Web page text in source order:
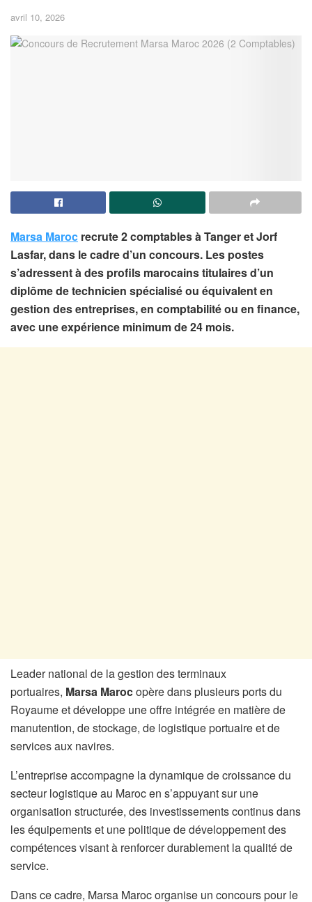
avril 10, 2026
Marsa Maroc recrute 2 comptables à Tanger et Jorf
Lasfar, dans le cadre d’un concours. Les postes
s’adressent à des profils marocains titulaires d’un
diplôme de technicien spécialisé ou équivalent en
gestion des entreprises, en comptabilité ou en finance,
avec une expérience minimum de 24 mois.
Leader national de la gestion des terminaux
portuaires, Marsa Marocopère dans plusieurs ports du
Royaume et développe une offre intégrée en matière de
manutention, de stockage, de logistique portuaire et de
services aux navires.
L’entreprise accompagne la dynamique de croissance du
secteur logistique au Maroc en s’appuyant sur une
organisation structurée, des investissements continus dans
les équipements et une politique de développement des
compétences visant à renforcer durablement la qualité de
service.
Dans ce cadre, Marsa Maroc organise un concours pour le